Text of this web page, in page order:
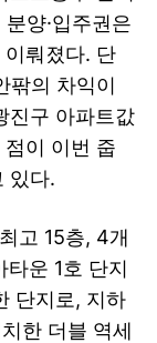
양·입주권은
뤄졌다. 단
팎의 차익이
진구 아파트값
이 이번 줍
있다.
고 15층, 4개
운 1호 단지
단지로, 지하
한 더블 역세